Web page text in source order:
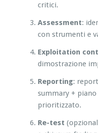
critici.
Assessment:
con strumenti e
Exploitation
dimostrazione
Reporting:
summary +
prioritizzato.
Re-test